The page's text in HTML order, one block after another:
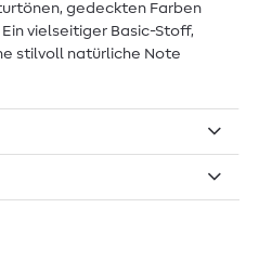
gedeckten Farben
vielseitiger Basic-Stoff,
stilvoll natürliche Note